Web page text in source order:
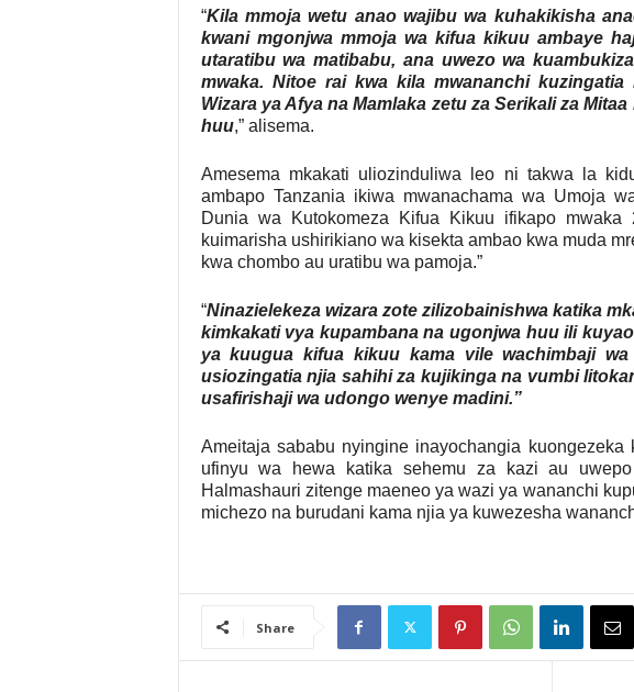
“Kila mmoja wetu anao wajibu wa kuhakikisha
kwani mgonjwa mmoja wa kifua kikuu ambaye
utaratibu wa matibabu, ana uwezo wa
mwaka. Nitoe rai kwa kila mwananchi kuzingatia
Wizara ya Afya na Mamlaka zetu za Serikali za
huu,” alisema.
Amesema mkakati uliozinduliwa leo ni takwa la
ambapo Tanzania ikiwa mwanachama wa Umoja
Dunia wa Kutokomeza Kifua Kikuu ifikapo mwaka
kuimarisha ushirikiano wa kisekta ambao kwa muda
kwa chombo au uratibu wa pamoja.”
“Ninazielekeza wizara zote zilizobainishwa katika
kimkakati vya kupambana na ugonjwa huu ili
ya kuugua kifua kikuu kama vile wachimbaji
usiozingatia njia sahihi za kujikinga na vumbi
usafirishaji wa udongo wenye madini.”
Ameitaja sababu nyingine inayochangia
ufinyu wa hewa katika sehemu za kazi au
Halmashauri zitenge maeneo ya wazi ya wananchi
michezo na burudani kama njia ya kuwezesha
Share